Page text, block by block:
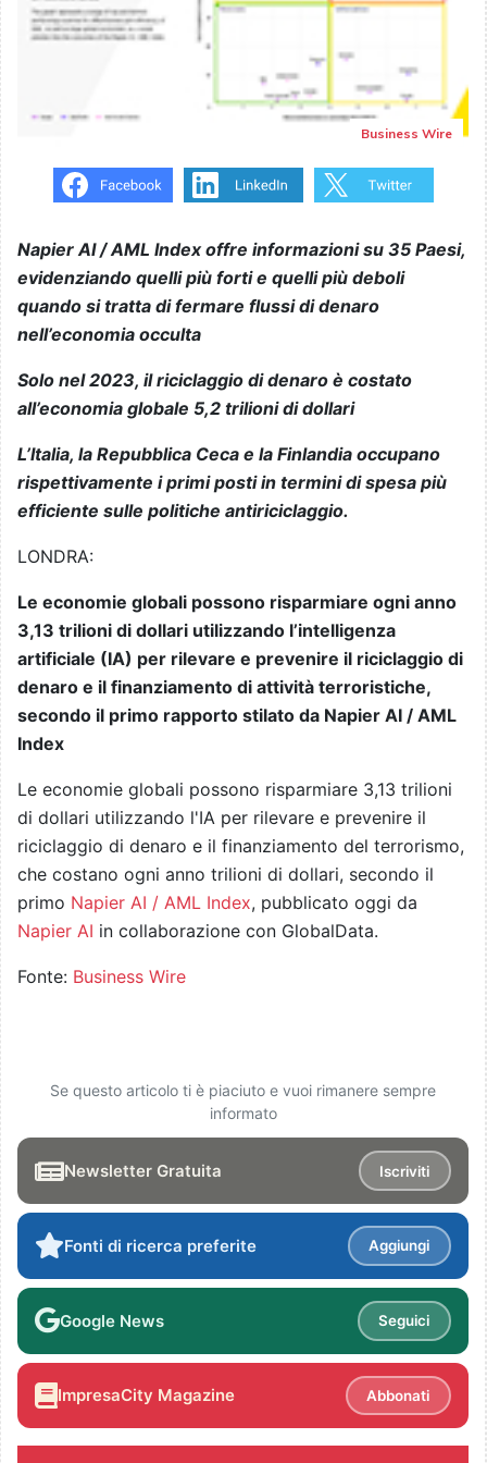
Business Wire
Napier AI / AML Index offre informazioni su 35 Paesi,
evidenziando quelli più forti e quelli più deboli
quando si tratta di fermare flussi di denaro
nell’economia occulta
Solo nel 2023, il riciclaggio di denaro è costato
all’economia globale 5,2 trilioni di dollari
L’Italia, la Repubblica Ceca e la Finlandia occupano
rispettivamente i primi posti in termini di spesa più
efficiente sulle politiche antiriciclaggio.
LONDRA:
Le economie globali possono risparmiare ogni anno
3,13 trilioni di dollari utilizzando l’intelligenza
artificiale (IA) per rilevare e prevenire il riciclaggio di
denaro e il finanziamento di attività terroristiche,
secondo il primo rapporto stilato da Napier AI / AML
Index
Le economie globali possono risparmiare 3,13 trilioni
di dollari utilizzando l'IA per rilevare e prevenire il
riciclaggio di denaro e il finanziamento del terrorismo,
che costano ogni anno trilioni di dollari, secondo il
primo Napier AI / AML Index, pubblicato oggi da
Napier AI in collaborazione con GlobalData.
Fonte: Business Wire
Se questo articolo ti è piaciuto e vuoi rimanere sempre
informato
Newsletter Gratuita Iscriviti
Fonti di ricerca preferite Aggiungi
Google News Seguici
ImpresaCity Magazine Abbonati